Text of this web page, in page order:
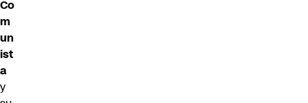
Co
m
un
ist
a
y